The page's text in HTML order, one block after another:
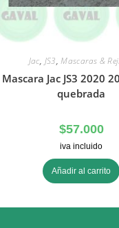
Jac, JS3,Mascaras &
Mascara Jac JS3 2020
quebrada
$57.000
iva incluido
Añadir al carrito